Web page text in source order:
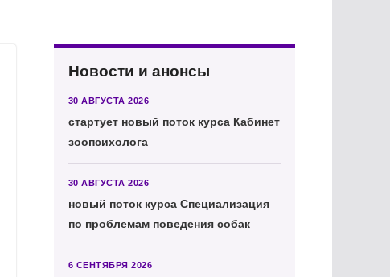
Новости и анонсы
30 АВГУСТА 2026
стартует новый поток курса Кабинет
зоопсихолога
30 АВГУСТА 2026
новый поток курса Специализация
по проблемам поведения собак
6 СЕНТЯБРЯ 2026